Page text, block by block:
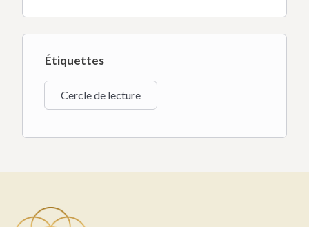
Étiquettes
Cercle de lecture